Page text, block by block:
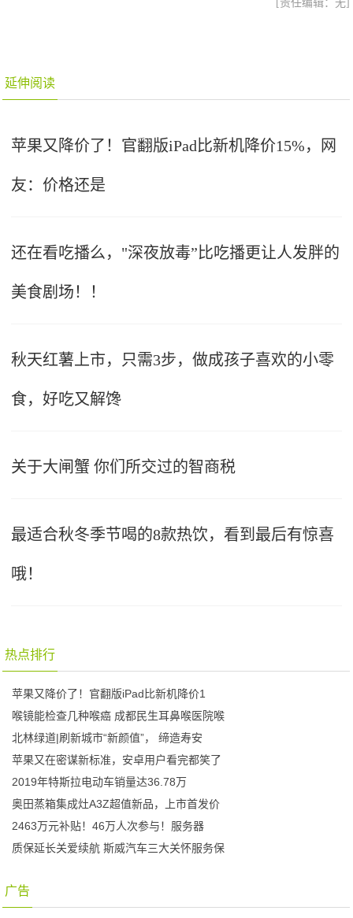
[责任编辑：无]
延伸阅读
苹果又降价了！官翻版iPad比新机降价15%，网
友：价格还是
还在看吃播么，"深夜放毒”比吃播更让人发胖的
美食剧场！！
秋天红薯上市，只需3步，做成孩子喜欢的小零
食，好吃又解馋
关于大闸蟹 你们所交过的智商税
最适合秋冬季节喝的8款热饮，看到最后有惊喜
哦！
热点排行
苹果又降价了！官翻版iPad比新机降价1
喉镜能检查几种喉癌 成都民生耳鼻喉医院喉
北林绿道|刷新城市“新颜值”， 缔造寿安
苹果又在密谋新标准，安卓用户看完都笑了
2019年特斯拉电动车销量达36.78万
奥田蒸箱集成灶A3Z超值新品，上市首发价
2463万元补贴！46万人次参与！服务器
质保延长关爱续航 斯威汽车三大关怀服务保
广告